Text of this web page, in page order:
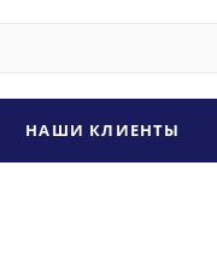
НАШИ КЛИЕНТЫ